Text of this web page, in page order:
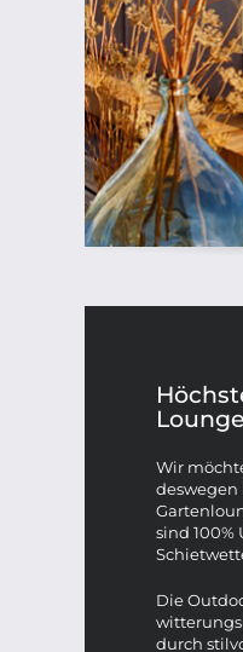
Wir
deswegen
sind 100%
Die
durch